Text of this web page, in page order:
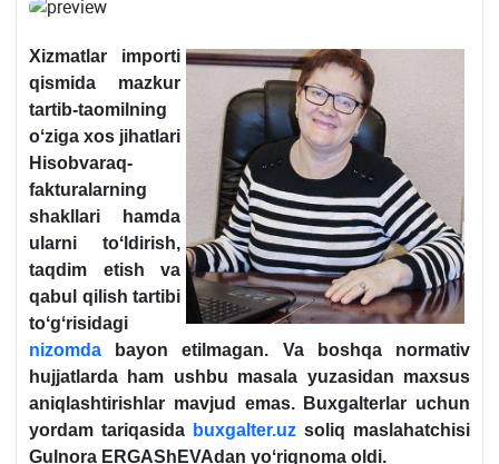
Xizmatlar importi
qismida mazkur
tartib-taomilning
oʻziga хos jihatlari
Hisobvaraq-
fakturalarning
shakllari hamda
ularni toʻldirish,
taqdim etish va
qabul qilish tartibi
toʻgʻrisidagi
nizomda bayon etilmagan. Va boshqa normativ
hujjatlarda ham ushbu masala yuzasidan maхsus
aniqlashtirishlar mavjud emas. Buхgalterlar uchun
yordam tariqasida buxgalter.uz soliq maslahatchisi
Gulnora ERGAShEVAdan yoʻriqnoma oldi.